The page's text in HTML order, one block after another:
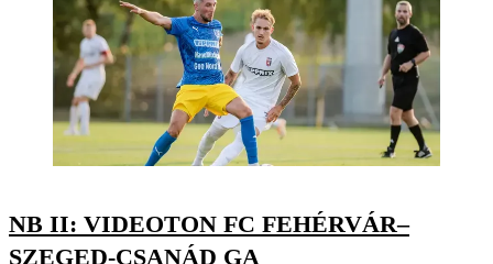
NB II: VIDEOTON FC FEHÉRVÁR–
SZEGED-CSANÁD GA